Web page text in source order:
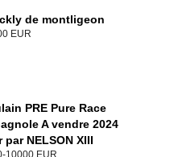
de montligeon
EUR
PRE Pure Race
A vendre 2024
par NELSON XIII
10000 EUR